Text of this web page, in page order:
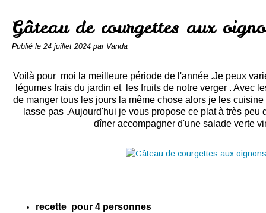
Gâteau de courgettes aux
Publié le 24 juillet 2024 par Vanda
Voilà pour moi la meilleure période de l'année .Je peux
légumes frais du jardin et les fruits de notre verger . Avec
de manger tous les jours la même chose alors je les
lasse pas Aujourd'hui je vous propose ce plat à très peu
dîner accompagner d'une salade verte
recette pour 4 personnes